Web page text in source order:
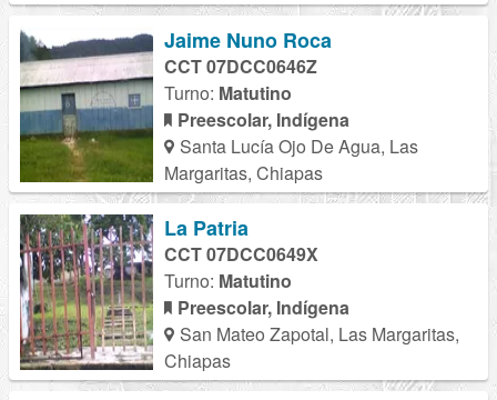
Jaime Nuno Roca
CCT 07DCC0646Z
Turno: Matutino
Preescolar, Indígena
Santa Lucía Ojo De Agua, Las
Margaritas, Chiapas
La Patria
CCT 07DCC0649X
Turno: Matutino
Preescolar, Indígena
San Mateo Zapotal, Las Margaritas,
Chiapas